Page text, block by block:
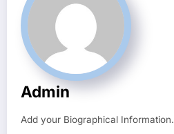
Admin
Add your Biographical Information.